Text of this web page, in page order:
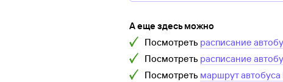
А еще здесь можно
Посмотреть расписание
Посмотреть расписание
Посмотреть маршрут автобуса